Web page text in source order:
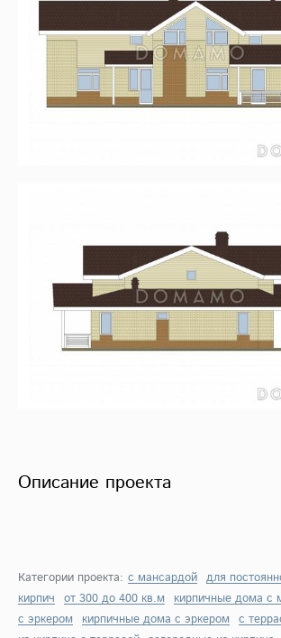
Описание проекта
Категории проекта: с мансардой для
кирпич от 300 до 400 кв.м
кирпичные дома с
с эркером
кирпичные дома с эркером с